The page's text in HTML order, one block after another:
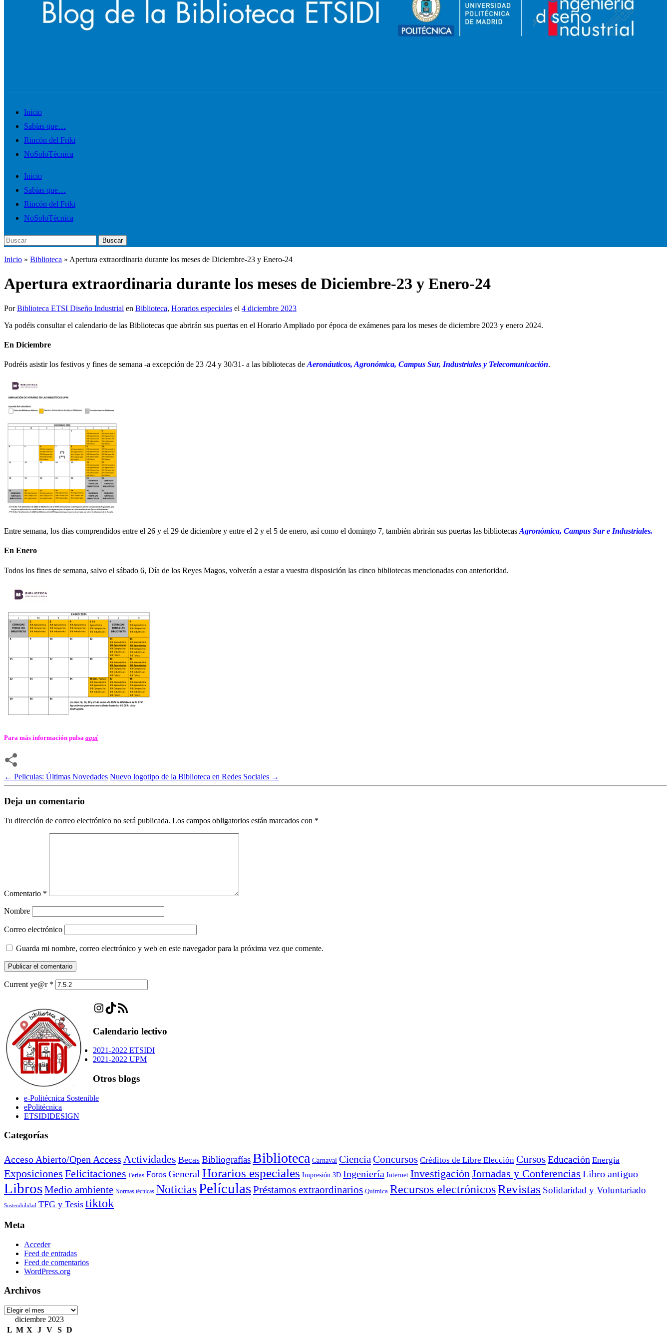
Alternar
menú
móvil
Inicio
Sabías que…
Rincón del Friki
NoSoloTécnica
Inicio
Sabías que…
Rincón del Friki
NoSoloTécnica
Buscar: Buscar
Inicio » Biblioteca » Apertura extraordinaria durante los meses de Diciembre-23 y Enero-24
Apertura extraordinaria durante los meses de Diciembre-23 y Enero-24
PorBiblioteca ETSI Diseño Industrial en Biblioteca, Horarios especiales el 4 diciembre 2023
Ya podéis consultar el calendario de las Bibliotecas que abrirán sus puertas en el Horario Ampliado por época de exámenes para los meses de diciembre 2023 y enero 2024.
En Diciembre
Podréis asistir los festivos y fines de semana -a excepción de 23 /24 y 30/31- a las bibliotecas de Aeronáuticos, Agronómica, Campus Sur, Industriales y Telecomunicación.
Entre semana, los días comprendidos entre el 26 y el 29 de diciembre y entre el 2 y el 5 de enero, así como el domingo 7, también abrirán sus puertas las bibliotecas Agronómica, Campus Sur e Industriales.
En Enero
Todos los fines de semana, salvo el sábado 6, Día de los Reyes Magos, volverán a estar a vuestra disposición las cinco bibliotecas mencionadas con anterioridad.
Para más información pulsa aquí
← Peliculas: Últimas Novedades Nuevo logotipo de la Biblioteca en Redes Sociales →
Deja un comentario
Tu dirección de correo electrónico no será publicada. Los campos obligatorios están marcados con *
Comentario *
Nombre
Correo electrónico
Guarda mi nombre, correo electrónico y web en este navegador para la próxima vez que comente.
Current ye@r *
Instagram
TikTok
Feed RSS
Calendario lectivo
2021-2022 ETSIDI
2021-2022 UPM
Otros blogs
e-Politécnica Sostenible
ePolitécnica
ETSIDIDESIGN
Categorías
Acceso Abierto/Open Access Actividades Becas BibliografíasBiblioteca Carnaval CienciaConcursos Créditos de Libre Elección CursosEducación Energía
Exposiciones Felicitaciones Ferias Fotos General Horarios especiales Impresión 3D Ingeniería Internet InvestigaciónJornadas y Conferencias Libro antiguo
LibrosMedio ambiente Normas técnicas NoticiasPelículasPréstamos extraordinarios Química Recursos electrónicosRevistas Solidaridad y Voluntariado
Sostenibilidad TFG y Tesis tiktok
Meta
Acceder
Feed de entradas
Feed de comentarios
WordPress.org
Archivos
Archivos
diciembre 2023
L M X J V S D